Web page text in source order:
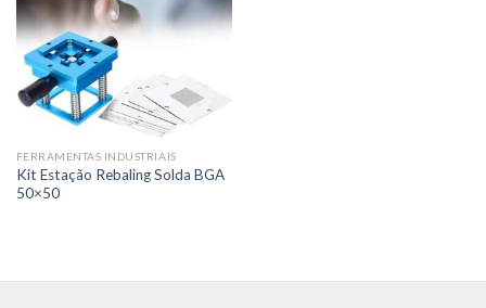
FERRAMENTAS INDUSTRIAIS
Kit Estação Rebaling Solda BGA
50×50